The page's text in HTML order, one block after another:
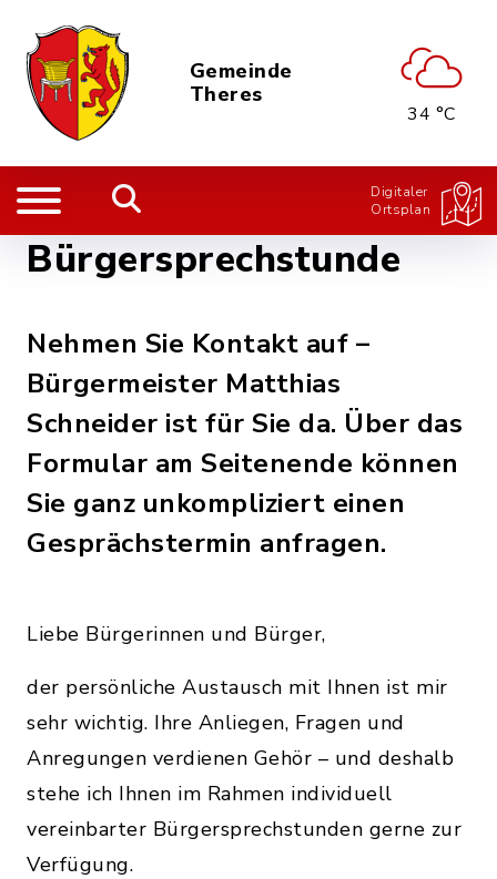
Gemeinde
Theres
34 °C
Digitaler
Ortsplan
Bürgersprechstunde
Nehmen Sie Kontakt auf –
Bürgermeister Matthias
Schneider ist für Sie da. Über das
Formular am Seitenende können
Sie ganz unkompliziert einen
Gesprächstermin anfragen.
Liebe Bürgerinnen und Bürger,
der persönliche Austausch mit Ihnen ist mir
sehr wichtig. Ihre Anliegen, Fragen und
Anregungen verdienen Gehör – und deshalb
stehe ich Ihnen im Rahmen individuell
vereinbarter Bürgersprechstunden gerne zur
Verfügung.